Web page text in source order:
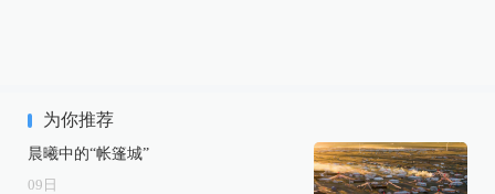
为你推荐
晨曦中的“帐篷城”
09 日